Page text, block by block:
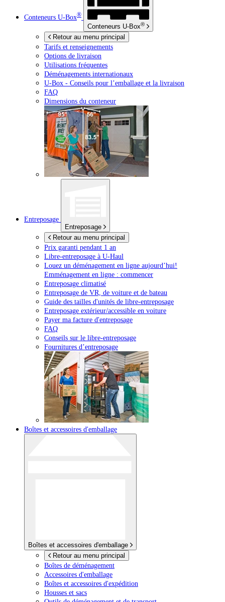
Conteneurs U-Box®
Conteneurs U-Box®
Retour au menu principal
Tarifs et renseignements
Options de livraison
Utilisations fréquentes
Déménagements internationaux
U-Box - Conseils pour l’emballage et la livraison
FAQ
Dimensions du conteneur
Entreposage
Entreposage
Retour au menu principal
Prix garanti pendant 1 an
Libre-entreposage à U-Haul
Louez un déménagement en ligne aujourd’hui!
Emménagement en ligne : commencer
Entreposage climatisé
Entreposage de VR, de voiture et de bateau
Guide des tailles d'unités de libre-entreposage
Entreposage extérieur/accessible en voiture
Payer ma facture d'entreposage
FAQ
Conseils sur le libre-entreposage
Fournitures d’entreposage
Boîtes et accessoires d'emballage
Boîtes et accessoires d'emballage
Retour au menu principal
Boîtes de déménagement
Accessoires d'emballage
Boîtes et accessoires d'expédition
Housses et sacs